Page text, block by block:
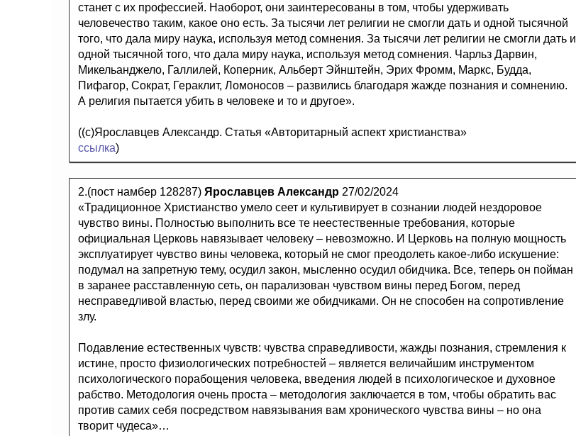
станет с их профессией. Наоборот, они заинтересованы в том, чтобы удерживать
человечество таким, какое оно есть. За тысячи лет религии не смогли дать и одной тысячной
того, что дала миру наука, используя метод сомнения. За тысячи лет религии не смогли дать и
одной тысячной того, что дала миру наука, используя метод сомнения. Чарльз Дарвин,
Микельанджело, Галлилей, Коперник, Альберт Эйнштейн, Эрих Фромм, Маркс, Будда,
Пифагор, Сократ, Гераклит, Ломоносов – развились благодаря жажде познания и сомнению.
А религия пытается убить в человеке и то и другое».
((с)Ярославцев Александр. Статья «Авторитарный аспект христианства»
ссылка)
2.(пост намбер 128287) Ярославцев Александр 27/02/2024
«Традиционное Христианство умело сеет и культивирует в сознании людей нездоровое
чувство вины. Полностью выполнить все те неестественные требования, которые
официальная Церковь навязывает человеку – невозможно. И Церковь на полную мощность
эксплуатирует чувство вины человека, который не смог преодолеть какое-либо искушение:
подумал на запретную тему, осудил закон, мысленно осудил обидчика. Все, теперь он пойман
в заранее расставленную сеть, он парализован чувством вины перед Богом, перед
несправедливой властью, перед своими же обидчиками. Он не способен на сопротивление
злу.
Подавление естественных чувств: чувства справедливости, жажды познания, стремления к
истине, просто физиологических потребностей – является величайшим инструментом
психологического порабощения человека, введения людей в психологическое и духовное
рабство. Методология очень проста – методология заключается в том, чтобы обратить вас
против самих себя посредством навязывания вам хронического чувства вины – но она
творит чудеса»…